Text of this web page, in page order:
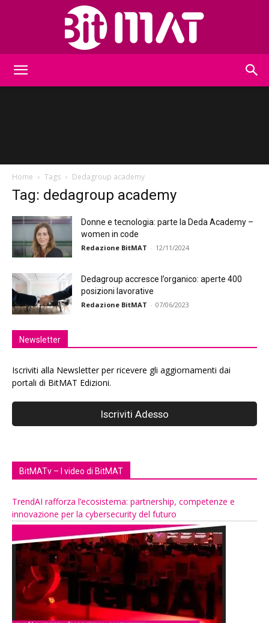
Home Tags Dedagroup academy
Tag: dedagroup academy
Donne e tecnologia: parte la Deda Academy –
women in code
Redazione BitMAT - 12/11/2024
Dedagroup accresce l’organico: aperte 400
posizioni lavorative
Redazione BitMAT - 07/06/2023
Newsletter
Iscriviti alla Newsletter per ricevere gli aggiornamenti dai
portali di BitMAT Edizioni.
BitMATv – I video di BitMAT
TrendAI rafforza l’ecosistema: partnership, competenze e
innovazione per la cybersecurity del futuro